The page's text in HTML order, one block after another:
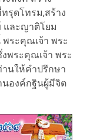
รุดโทรม,สร้าง
และญาติโยม
ระคุณเจ้า พระ
พระคุณเจ้า พระ
นให้คำปรึกษา
นองค์กฐินผู้มีจิต